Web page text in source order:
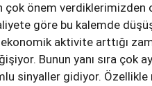
çok önem verdiklerimizden
göre bu kalemde
aktivite arttığı
Bunun yanı sıra çok
sinyaller gidiyor. Özellikle